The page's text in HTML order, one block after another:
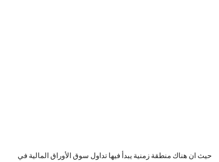
حيث ان هناك منطقة زمنية يبدأ فيها تداول سوق الأوراق المالية في